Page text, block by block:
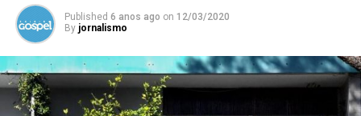
EDITORIAL
ENTREVISTAS
EXPEDIENTE
FINALIZAR COMPRA
Published 6 anos ago on 12/03/2020
By jornalismo